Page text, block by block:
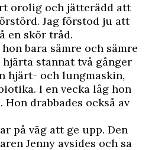
orolig och jätterädd att
Jag förstod ju att
en skör tråd.
bara sämre och sämre
stannat två gånger
hjärt- och lungmaskin,
I en vecka låg hon
drabbades också av
på väg att ge upp. Den
Jenny avsides och sa